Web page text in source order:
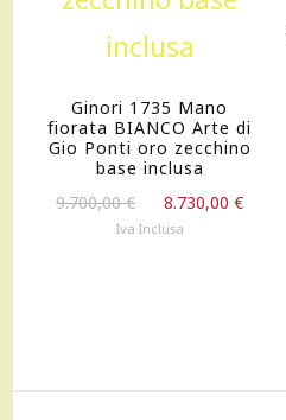
Ginori 1735 Mano
fiorata BIANCO Arte di
Gio Ponti oro zecchino
base inclusa
9.700,00€
prezzo
8.730,00€
Iva Inclusa